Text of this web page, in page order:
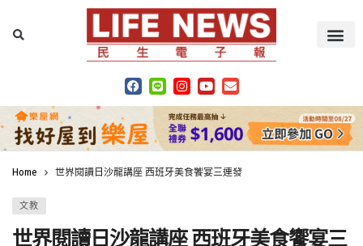
Home 世界閱讀日沙龍講座 西班牙美食饗宴三連發
文教
世界閱讀日沙龍講座 西班牙美食饗宴三